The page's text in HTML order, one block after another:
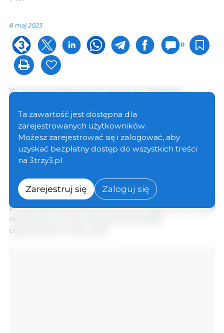
8 maj 2023
0
W okresie od stycznia do marca br. Hiszpania
przetworów wieprzowych, co oznacza spadek o
7,4% w porównaniu z analogicznym okresem
ubiegłego roku, kiedy to wyeksportowano 412 822 t.
Eksport do Chin, wiodącego miejsca przeznaczenia,
samego okresu poprzedniego roku (166 264 t wobec
164 549 t). Eksport do Japonii wzrósł o 19%,
przechodząc z 50.791 t do 60.195 t). Natomiast wysyłki
na Filipiny i do Korei Południowej spadły
odpowiednio o 24% i 26%.
Ta zawartość jest dostępna dla
zarejestrowanych użytkowników.
Możesz zarejestrować się i zalogować, aby
uzyskać bezpłatny dostęp do wszystkich treści
na 3trzy3.pl
Zarejestruj się Zaloguj się